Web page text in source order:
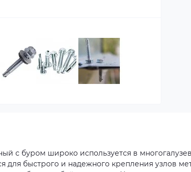
с буром широко используется в
для быстрого и надежного крепления узлов